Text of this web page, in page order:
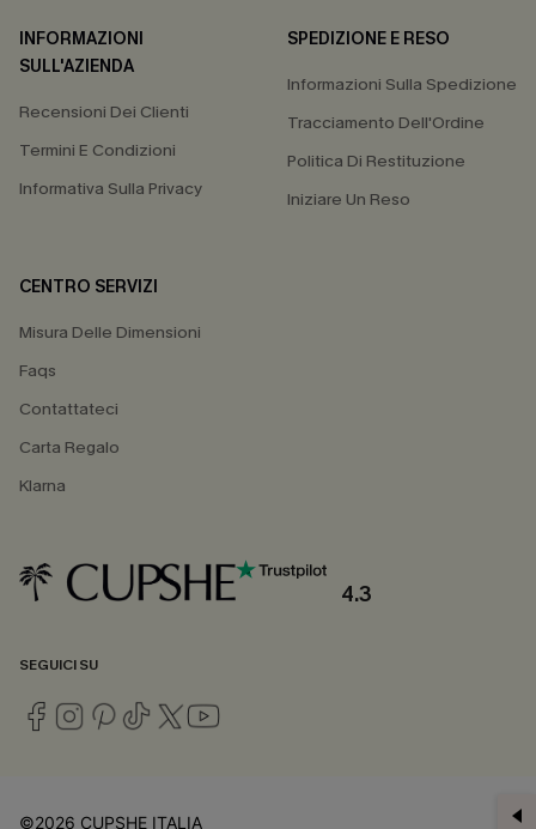
INFORMAZIONI
SULL'AZIENDA
Recensioni Dei Clienti
Termini E Condizioni
Informativa Sulla Privacy
SPEDIZIONE E RESO
Informazioni Sulla Spedizione
Tracciamento Dell'Ordine
Politica Di Restituzione
Iniziare Un Reso
CENTRO SERVIZI
Misura Delle Dimensioni
Faqs
Contattateci
Carta Regalo
Klarna
4.3
SEGUICI SU
©2026 CUPSHE ITALIA